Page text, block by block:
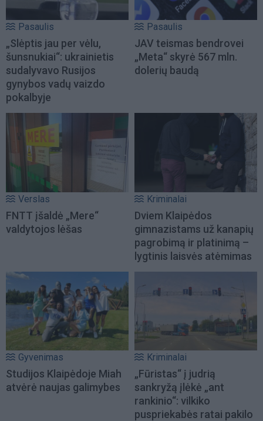
Pasaulis
„Slėptis jau per vėlu,
šunsnukiai“: ukrainietis
sudalyvavo Rusijos
gynybos vadų vaizdo
pokalbyje
Pasaulis
JAV teismas bendrovei
„Meta“ skyrė 567 mln.
dolerių baudą
Verslas
FNTT įšaldė „Mere“
valdytojos lėšas
Kriminalai
Dviem Klaipėdos
gimnazistams už kanapių
pagrobimą ir platinimą –
lygtinis laisvės atėmimas
Gyvenimas
Studijos Klaipėdoje Miah
atvėrė naujas galimybes
Kriminalai
„Fūristas“ į judrią
sankryžą įlėkė „ant
rankinio“: vilkiko
puspriekabės ratai pakilo